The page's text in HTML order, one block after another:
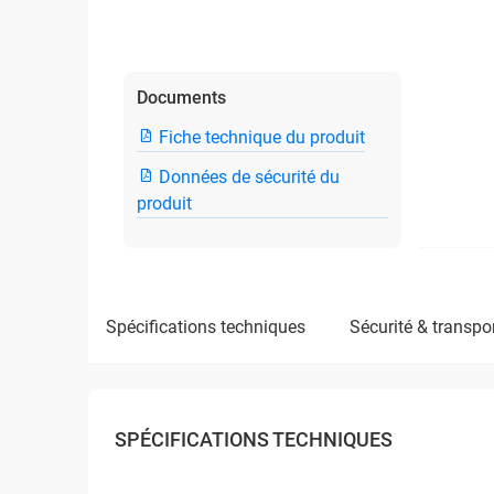
Documents
Fiche technique du produit
Données de sécurité du
produit
spécifications techniques sécurité &
SPÉCIFICATIONS TECHNIQUES